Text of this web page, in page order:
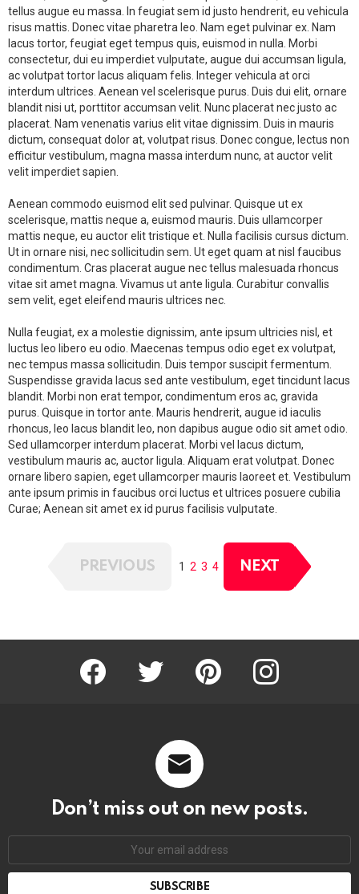
tellus augue eu massa. In feugiat sem id justo hendrerit, eu vehicula
risus mattis. Donec vitae pharetra leo. Nam eget pulvinar ex. Nam
lacus tortor, feugiat eget tempus quis, euismod in nulla. Morbi
consectetur, dui eu imperdiet vulputate, augue dui accumsan ligula,
ac volutpat tortor lacus aliquam felis. Integer vehicula at orci
interdum ultrices. Aenean vel scelerisque purus. Duis dui elit, ornare
blandit nisi ut, porttitor accumsan velit. Nunc placerat nec justo ac
placerat. Nam venenatis varius elit vitae dignissim. Duis in mauris
dictum, consequat dolor at, volutpat risus. Donec congue, lectus non
efficitur vestibulum, magna massa interdum nunc, at auctor velit
velit imperdiet sapien.
Aenean commodo euismod elit sed pulvinar. Quisque ut ex
scelerisque, mattis neque a, euismod mauris. Duis ullamcorper
mattis neque, eu auctor elit tristique et. Nulla facilisis cursus dictum.
Ut in ornare nisi, nec sollicitudin sem. Ut eget quam at nisl faucibus
condimentum. Cras placerat augue nec tellus malesuada rhoncus
vitae sit amet magna. Vivamus ut ante ligula. Curabitur convallis
sem velit, eget eleifend mauris ultrices nec.
Nulla feugiat, ex a molestie dignissim, ante ipsum ultricies nisl, et
luctus leo libero eu odio. Maecenas tempus odio eget ex volutpat,
nec tempus massa sollicitudin. Duis tempor suscipit fermentum.
Suspendisse gravida lacus sed ante vestibulum, eget tincidunt lacus
blandit. Morbi non erat tempor, condimentum eros ac, gravida
purus. Quisque in tortor ante. Mauris hendrerit, augue id iaculis
rhoncus, leo lacus blandit leo, non dapibus augue odio sit amet odio.
Sed ullamcorper interdum placerat. Morbi vel lacus dictum,
vestibulum mauris ac, auctor ligula. Aliquam erat volutpat. Donec
ornare libero sapien, eget ullamcorper mauris laoreet et. Vestibulum
ante ipsum primis in faucibus orci luctus et ultrices posuere cubilia
Curae; Aenean sit amet ex id purus facilisis vulputate.
PREVIOUS 1 2 3 4 NEXT
Facebook Twitter Pinterest Instagram
Don’t miss out on new posts.
SUBSCRIBE